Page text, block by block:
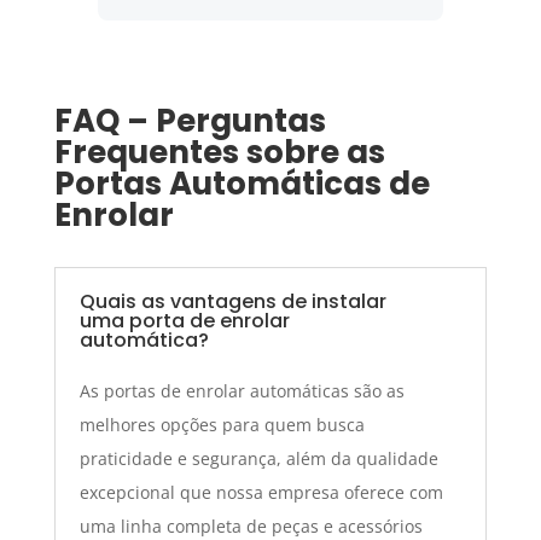
FAQ – Perguntas
Frequentes sobre as
Portas Automáticas de
Enrolar
Quais as vantagens de instalar
uma porta de enrolar
automática?
As portas de enrolar automáticas são as
melhores opções para quem busca
praticidade e segurança, além da qualidade
excepcional que nossa empresa oferece com
uma linha completa de peças e acessórios